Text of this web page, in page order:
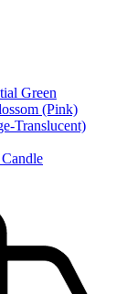
Green
(Pink)
Translucent)